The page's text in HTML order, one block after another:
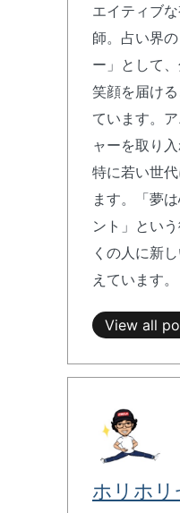
エイティブ
師。占い界
ー」として
笑顔を届け
ています。
ャーを取り
特に若い世
ます。「夢
ント」とい
くの人に新
えています。
View all
ホリホ